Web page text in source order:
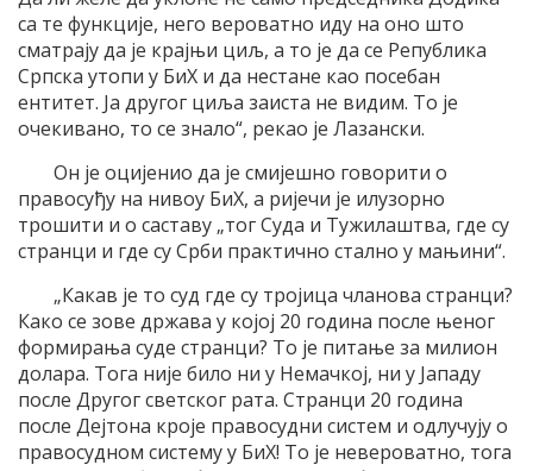
са те функције, него вероватно иду на оно што
сматрају да је крајњи циљ, а то је да се Република
Српска утопи у БиХ и да нестане као посебан
ентитет. Ја другог циља заиста не видим. То је
очекивано, то се знало“, рекао је Лазански.
Он је оцијенио да је смијешно говорити о
правосуђу на нивоу БиХ, а ријечи је илузорно
трошити и о саставу „тог Суда и Тужилаштва, где су
странци и где су Срби практично стално у мањини“.
„Какав је то суд где су тројица чланова странци?
Како се зове држава у којој 20 година после њеног
формирања суде странци? То је питање за милион
долара. Тога није било ни у Немачкој, ни у Јападу
после Другог светског рата. Странци 20 година
после Дејтона кроје правосудни систем и одлучују о
правосудном систему у БиХ! То је невероватно, тога